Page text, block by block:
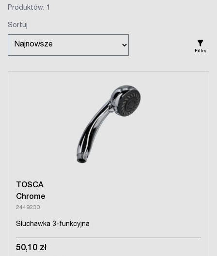
Produktów: 1
Sortuj
Filtry
TOSCA
Chrome
2449230
Słuchawka 3-funkcyjna
50,10 zł